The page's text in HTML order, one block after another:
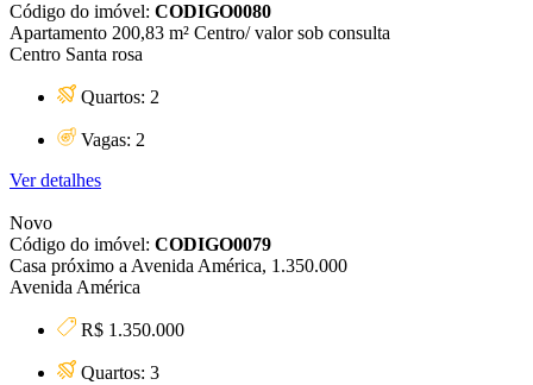
Código do imóvel: CODIGO0080
Apartamento 200,83 m² Centro/ valor sob consulta
Centro Santa rosa
Quartos: 2
Vagas: 2
Ver detalhes
Novo
Código do imóvel: CODIGO0079
Casa próximo a Avenida América, 1.350.000
Avenida América
R$ 1.350.000
Quartos: 3